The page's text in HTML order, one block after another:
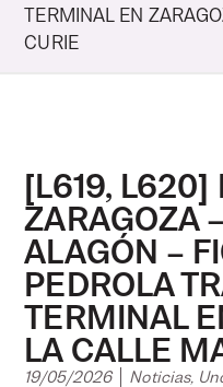
TERMINAL EN
CURIE
[L619, L620]
ZARAGOZA
ALAGÓN –
PEDROLA
TERMINAL
LA CALLE
19/05/2026 Noticias,